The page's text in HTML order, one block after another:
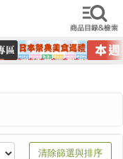
清除篩選與排序